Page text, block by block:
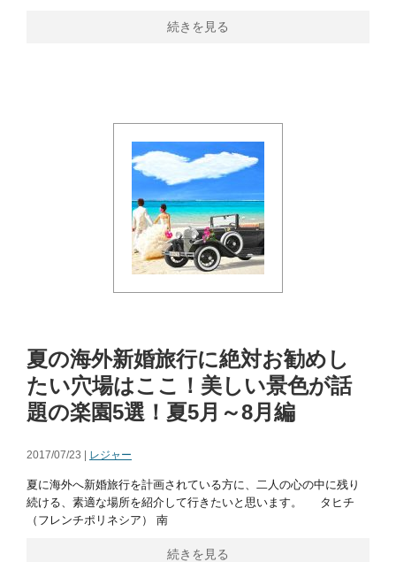
続きを見る
夏の海外新婚旅行に絶対お勧めし
たい穴場はここ！美しい景色が話
題の楽園5選！夏5月～8月編
2017/07/23 | レジャー
夏に海外へ新婚旅行を計画されている方に、二人の心の中に残り
続ける、素適な場所を紹介して行きたいと思います。 タヒチ
（フレンチポリネシア） 南
続きを見る